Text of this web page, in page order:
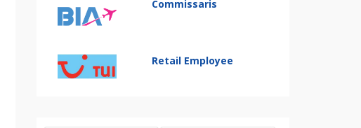
Commissaris
Retail Employee